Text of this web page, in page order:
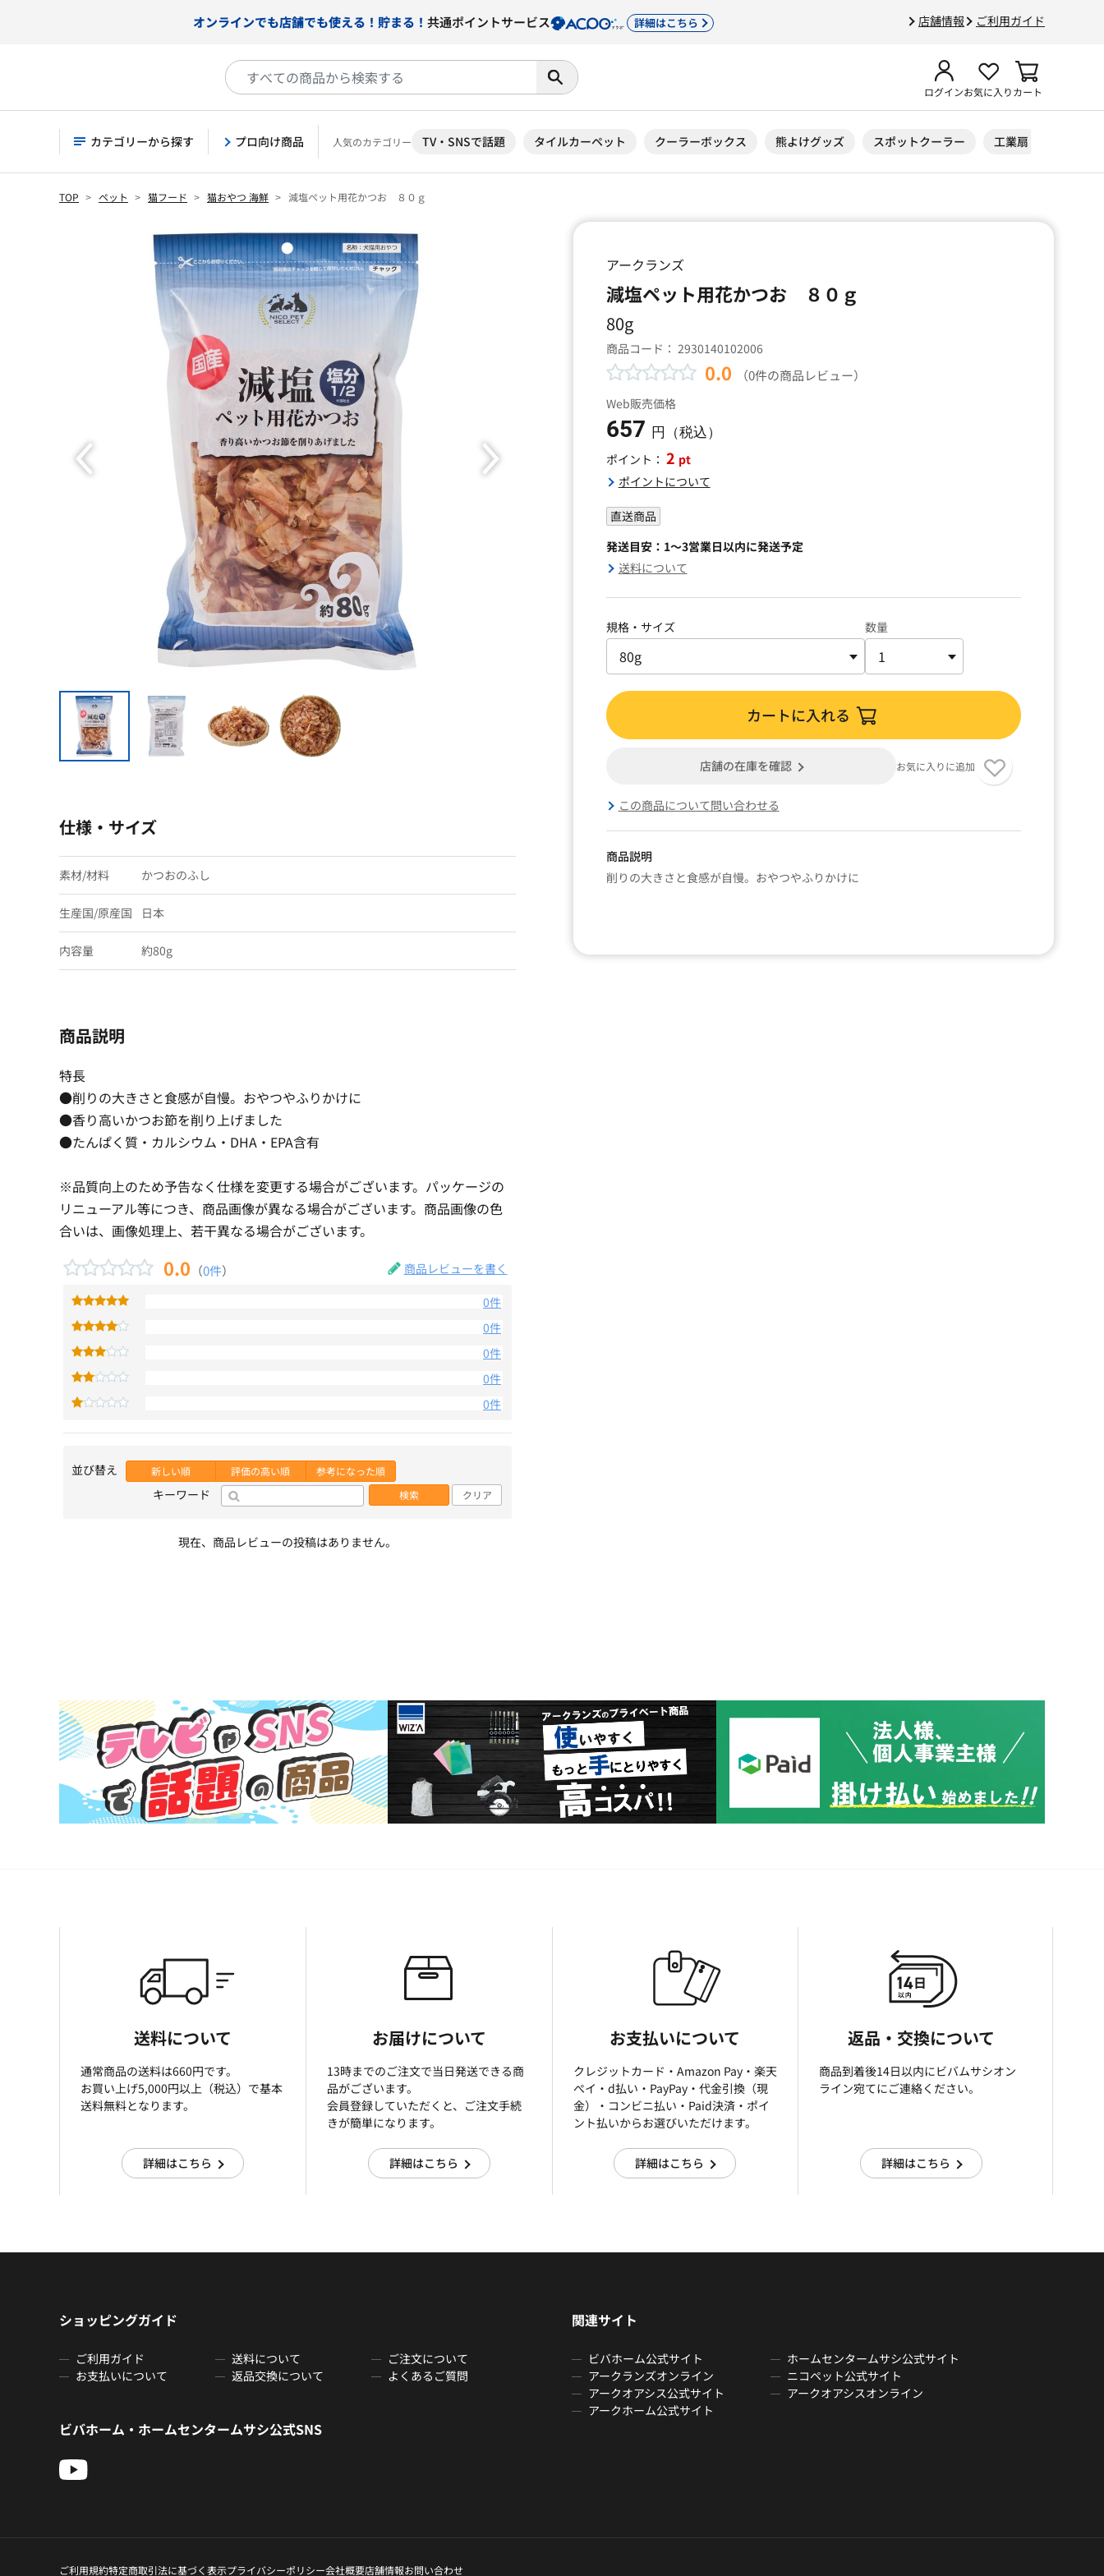
店舗情報 ご利用ガイド
オンラインでも店舗でも使える！貯まる！ 共通ポイントサービス 詳細はこちら
ログインお気に入りカート
カテゴリーから探す プロ向け商品 人気のカテゴリー TV・SNSで話題 タイルカーペット クーラーボックス 熊よけグッズ スポットクーラー 工業扇
TOP ペット 猫フード 猫おやつ 海鮮 減塩ペット用花かつお ８０ｇ
アークランズ
減塩ペット用花かつお ８０ｇ
80g
商品コード： 2930140102006
0.0 （0件の商品レビュー）
Web販売価格
657 円（税込）
ポイント： 2 pt
ポイントについて
直送商品
発送目安：1～3営業日以内に発送予定
送料について
規格・サイズ 数量
カートに入れる
店舗の在庫を確認 お気に入りに追加
この商品について問い合わせる
商品説明
削りの大きさと食感が自慢。おやつやふりかけに
仕様・サイズ
素材/材料 かつおのふし
生産国/原産国 日本
内容量 約80g
商品説明
特長
●削りの大きさと食感が自慢。おやつやふりかけに
●香り高いかつお節を削り上げました
●たんぱく質・カルシウム・DHA・EPA含有
※品質向上のため予告なく仕様を変更する場合がございます。パッケージの
リニューアル等につき、商品画像が異なる場合がございます。商品画像の色
合いは、画像処理上、若干異なる場合がございます。
0.0 （0件） 商品レビューを書く
0件
0件
0件
0件
0件
並び替え 新しい順 評価の高い順 参考になった順
キーワード 検索 クリア
現在、商品レビューの投稿はありません。
送料について
通常商品の送料は660円です。
お買い上げ5,000円以上（税込）で基本
送料無料となります。
詳細はこちら
お届けについて
13時までのご注文で当日発送できる商
品がございます。
会員登録していただくと、ご注文手続
きが簡単になります。
詳細はこちら
お支払いについて
クレジットカード・Amazon Pay・楽天
ぺイ・d払い・PayPay・代金引換（現
金）・コンビニ払い・Paid決済・ポイ
ント払いからお選びいただけます。
詳細はこちら
返品・交換について
商品到着後14日以内にビバムサシオン
ライン宛てにご連絡ください。
詳細はこちら
ショッピングガイド
ご利用ガイド 送料について
ご注文について
お支払いについて
返品交換について よくあるご質問
関連サイト
ビバホーム公式サイト
ホームセンタームサシ公式サイト
アークランズオンライン
ニコペット公式サイト
アークオアシス公式サイト
アークオアシスオンライン
アークホーム公式サイト
ビバホーム・ホームセンタームサシ公式SNS
ご利用規約特定商取引法に基づく表示プライバシーポリシー会社概要店舗情報お問い合わせ